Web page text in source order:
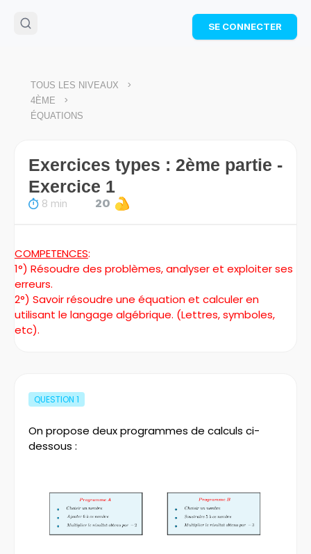
🌴Cahier de vacances offert
: révise les maths cet
Télécharge ton PDF gratuit et progresse avec des
SE CONNECTER
TOUS LES NIVEAUX >
4ÈME >
ÉQUATIONS
Exercices types : 2ème partie -
Exercice 1
8 min 20
COMPETENCES:
1°) Résoudre des problèmes, analyser et exploiter ses
erreurs.
2°) Savoir résoudre une équation et calculer en
utilisant le langage algébrique. (Lettres, symboles,
etc).
QUESTION 1
On propose deux programmes de calculs ci-
dessous :